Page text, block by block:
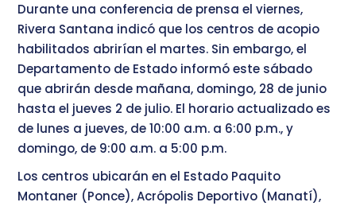
Durante una conferencia de prensa el viernes,
Rivera Santana indicó que los centros de acopio
habilitados abrirían el martes. Sin embargo, el
Departamento de Estado informó este sábado
que abrirán desde mañana, domingo, 28 de junio
hasta el jueves 2 de julio. El horario actualizado es
de lunes a jueves, de 10:00 a.m. a 6:00 p.m., y
domingo, de 9:00 a.m. a 5:00 p.m.
Los centros ubicarán en el Estado Paquito
Montaner (Ponce), Acrópolis Deportivo (Manatí),